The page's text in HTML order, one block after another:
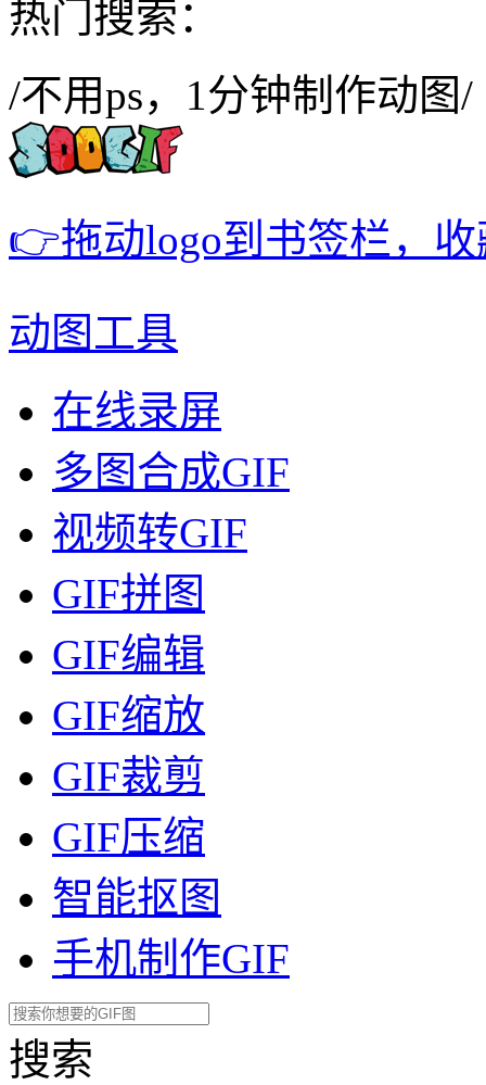
热门搜索：
/不用ps，1分钟制作动图/
👉拖动logo到书签栏，
动图工具
在线录屏
多图合成GIF
视频转GIF
GIF拼图
GIF编辑
GIF缩放
GIF裁剪
GIF压缩
智能抠图
手机制作GIF
搜索